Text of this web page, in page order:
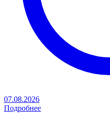
07.08.2026
Подробнее